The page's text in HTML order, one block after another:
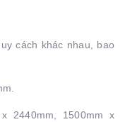
cách khác nhau, bao
2440mm, 1500mm x